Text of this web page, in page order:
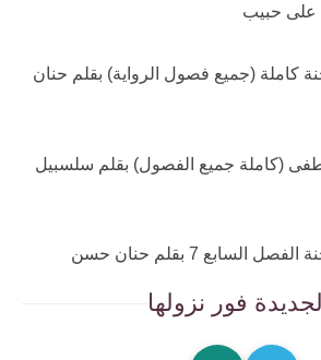
على حبيب
كاملة (جميع فصول الرواية) بقلم حنان
(كاملة جميع الفصول) بقلم سلسبيل
السابع 7 بقلم حنان حسن
فور نزولها